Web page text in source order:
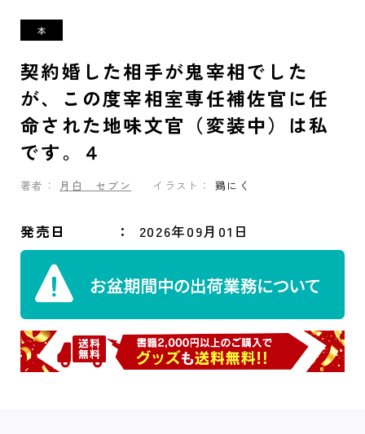
契約婚した相手が鬼宰相でした
が、この度宰相室専任補佐官に任
命された地味文官（変装中）は私
です。４
著者： 月白 セブン イラスト： 鶏にく
発売日 2026年09月01日